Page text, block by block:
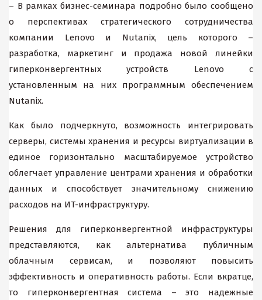
– В рамках бизнес-семинара подробно было сообщено
о перспективах стратегического сотрудничества
компании Lenovo и Nutanix, цель которого –
разработка, маркетинг и продажа новой линейки
гиперконвергентных устройств Lenovo с
установленным на них программным обеспечением
Nutanix.
Как было подчеркнуто, возможность интегрировать
серверы, системы хранения и ресурсы виртуализации в
единое горизонтально масштабируемое устройство
облегчает управление центрами хранения и обработки
данных и способствует значительному снижению
расходов на ИT-инфраструктуру.
Решения для гиперконвергентной инфраструктуры
представляются, как альтернатива публичным
облачным сервисам, и позволяют повысить
эффективность и оперативность работы. Если вкратце,
то гиперконвергентная система – это надежные